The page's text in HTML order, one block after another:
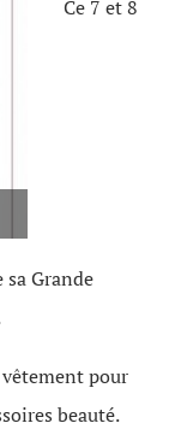
Ce 7 et 8
Grande
pour
beauté.